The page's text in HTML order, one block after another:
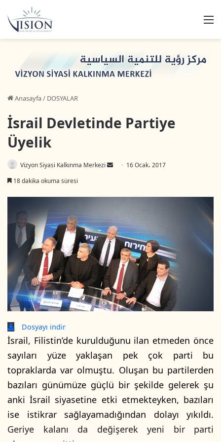
Anasayfa/ DOSYALAR
İsrail Devletinde Partiye
Üyelik
Vizyon Siyasi Kalkınma Merkezi
Bir
16 Ocak، 2017
18 dakika okuma süresi
Dosyayı indir
İsrail, Filistin’de kurulduğunu ilan etmeden önce
sayıları yüze yaklaşan pek çok parti bu
topraklarda var olmuştu. Oluşan bu partilerden
bazıları günümüze güçlü bir şekilde gelerek şu
anki İsrail siyasetine etki etmekteyken, bazıları
ise istikrar sağlayamadığından dolayı yıkıldı.
Geriye kalanı da değişerek yeni bir parti